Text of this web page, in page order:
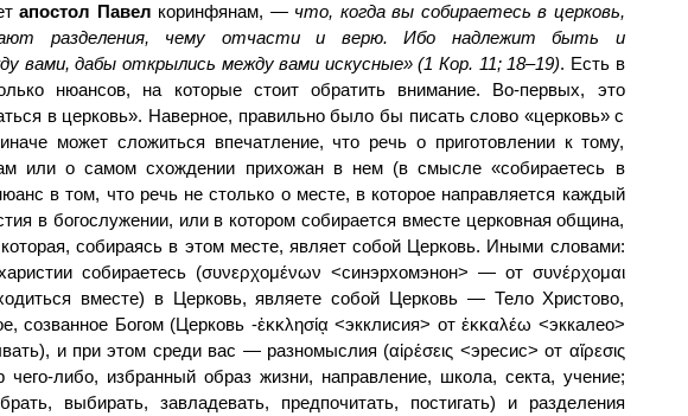
апостол Павел коринфянам, — что, когда вы собираетесь в церковь,
разделения, чему отчасти и верю. Ибо надлежит быть и
вами, дабы открылись между вами искусные» (1 Кор. 11; 18–19). Есть в
нюансов, на которые стоит обратить внимание. Во-первых, это
в церковь». Наверное, правильно было бы писать слово «церковь» с
может сложиться впечатление, что речь о приготовлении к тому,
или о самом схождении прихожан в нем (в смысле «собираетесь в
в том, что речь не столько о месте, в которое направляется каждый
в богослужении, или в котором собирается вместе церковная община,
собираясь в этом месте, являет собой Церковь. Иными словами:
собираетесь (συνερχομένων <синэрхомэнон> — от συνέρχομαι
вместе) в Церковь, являете собой Церковь — Тело Христово,
созванное Богом (Церковь -ἐκκλησίᾳ <экклисия> от ἐκκαλέω <эккалео>
и при этом среди вас — разномыслия (αἱρέσεις <эресис> от αἵρεσις
либо, избранный образ жизни, направление, школа, секта, учение;
выбирать, завладевать, предпочитать, постигать) и разделения